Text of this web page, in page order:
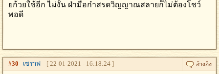
ยก้วยใช้อีก ไม่งั้น ฝ่ามือกำสรดวิญญาณสลายก็ไม่ต้องโชว์
พอดี
#30 เซราฟ [ 22-01-2021 - 16:18:24 ]